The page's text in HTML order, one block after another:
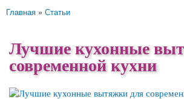
Основные ссылки
Вы здесь
Главная » Статьи
Лучшие кухонные
современной кухни